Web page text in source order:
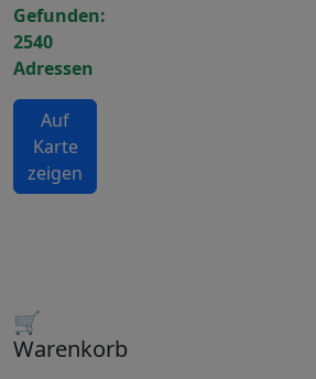
Gefunden:
2540
Adressen
Auf
Karte
zeigen
🛒
Warenkorb